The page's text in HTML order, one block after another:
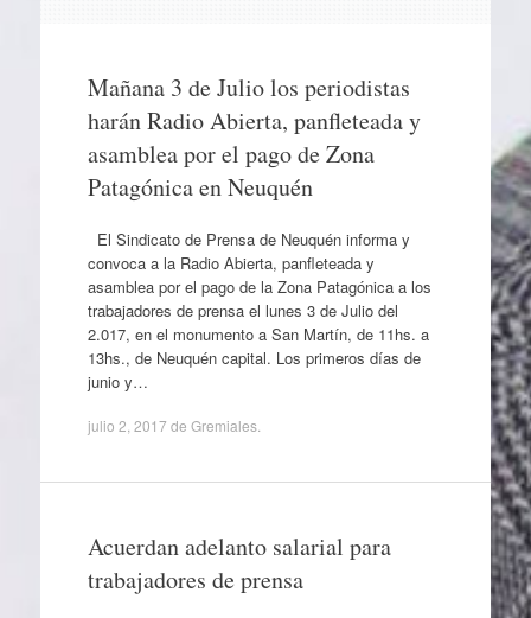
Mañana 3 de Julio los periodistas
harán Radio Abierta, panfleteada y
asamblea por el pago de Zona
Patagónica en Neuquén
El Sindicato de Prensa de Neuquén informa y
convoca a la Radio Abierta, panfleteada y
asamblea por el pago de la Zona Patagónica a los
trabajadores de prensa el lunes 3 de Julio del
2.017, en el monumento a San Martín, de 11hs. a
13hs., de Neuquén capital. Los primeros días de
junio y…
julio 2, 2017 de Gremiales.
Acuerdan adelanto salarial para
trabajadores de prensa